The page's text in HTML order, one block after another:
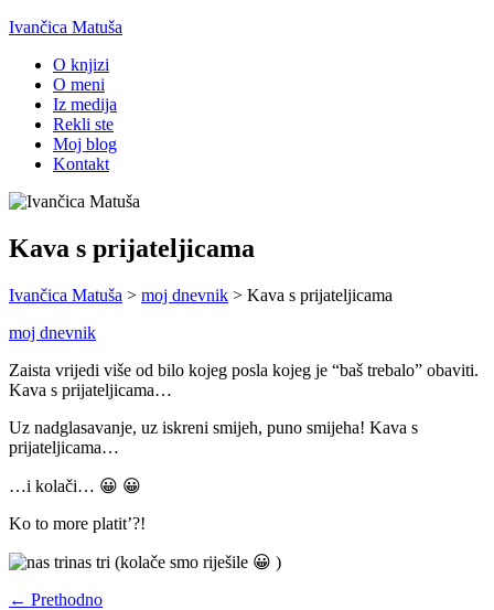
Ivančica Matuša
O knjizi
O meni
Iz medija
Rekli ste
Moj blog
Kontakt
Kava s prijateljicama
Ivančica Matuša > moj dnevnik > Kava s prijateljicama
moj dnevnik
Zaista vrijedi više od bilo kojeg posla kojeg je “baš trebalo” obaviti.
Kava s prijateljicama…
Uz nadglasavanje, uz iskreni smijeh, puno smijeha! Kava s
prijateljicama…
…i kolači… 😀 😀
Ko to more platit’?!
nas tri (kolače smo riješile 😀 )
← Prethodno